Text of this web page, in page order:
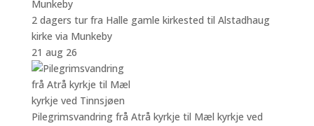
2 dagers tur fra Halle gamle kirkested til Alstadhaug
kirke via Munkeby
21 aug 26
Pilegrimsvandring frå Atrå kyrkje til Mæl kyrkje ved